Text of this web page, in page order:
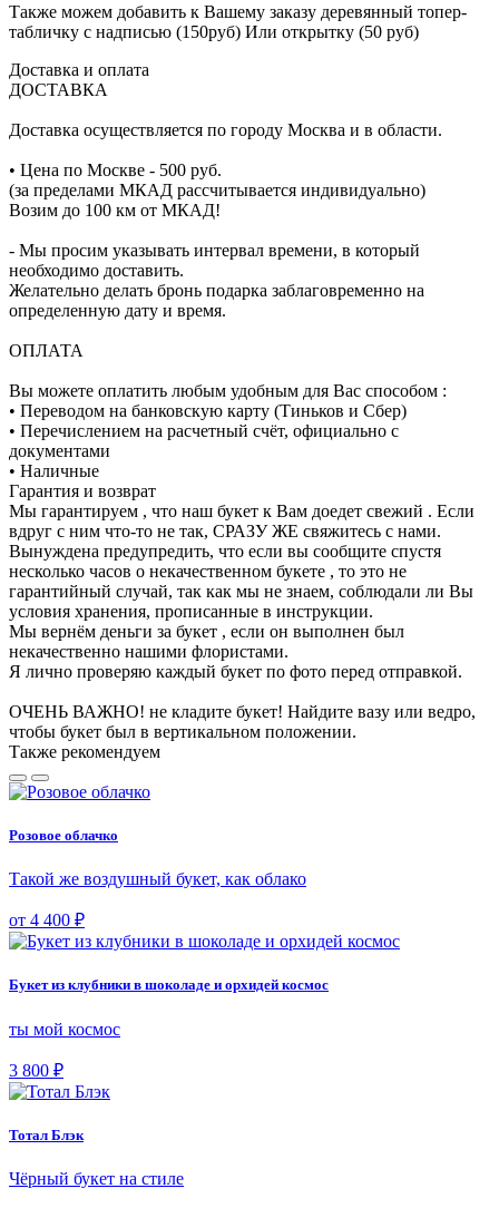
Также можем добавить к Вашему заказу деревянный топер-
табличку с надписью (150руб) Или открытку (50 руб)
Доставка и оплата
ДОСТАВКА
Доставка осуществляется по городу Москва и в области.
• Цена по Москве - 500 руб.
(за пределами МКАД рассчитывается индивидуально)
Возим до 100 км от МКАД!
- Мы просим указывать интервал времени, в который
необходимо доставить.
Желательно делать бронь подарка заблаговременно на
определенную дату и время.
ОПЛАТА
Вы можете оплатить любым удобным для Вас способом :
• Переводом на банковскую карту (Тиньков и Сбер)
• Перечислением на расчетный счёт, официально с
документами
• Наличные
Гарантия и возврат
Мы гарантируем , что наш букет к Вам доедет свежий . Если
вдруг с ним что-то не так, СРАЗУ ЖЕ свяжитесь с нами.
Вынуждена предупредить, что если вы сообщите спустя
несколько часов о некачественном букете , то это не
гарантийный случай, так как мы не знаем, соблюдали ли Вы
условия хранения, прописанные в инструкции.
Мы вернём деньги за букет , если он выполнен был
некачественно нашими флористами.
Я лично проверяю каждый букет по фото перед отправкой.
ОЧЕНЬ ВАЖНО! не кладите букет! Найдите вазу или ведро,
чтобы букет был в вертикальном положении.
Также рекомендуем
Розовое облачко
Такой же воздушный букет, как облако
от 4 400 ₽
Букет из клубники в шоколаде и орхидей космос
ты мой космос
3 800 ₽
Тотал Блэк
Чёрный букет на стиле